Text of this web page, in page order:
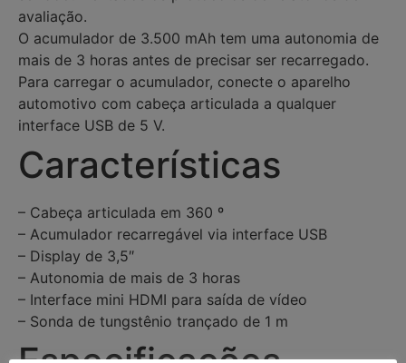
avaliação.
O acumulador de 3.500 mAh tem uma autonomia de
mais de 3 horas antes de precisar ser recarregado.
Para carregar o acumulador, conecte o aparelho
automotivo com cabeça articulada a qualquer
interface USB de 5 V.
Características
– Cabeça articulada em 360 º
– Acumulador recarregável via interface USB
– Display de 3,5″
– Autonomia de mais de 3 horas
– Interface mini HDMI para saída de vídeo
– Sonda de tungstênio trançado de 1 m